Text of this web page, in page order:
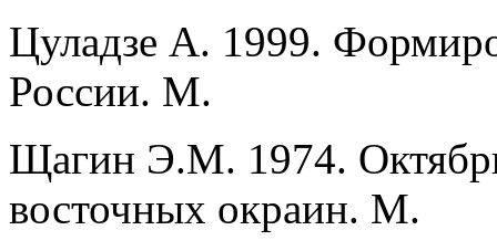
Цуладзе А. 1999.
России. М.
Щагин Э.М. 1974.
восточных окраин. М.